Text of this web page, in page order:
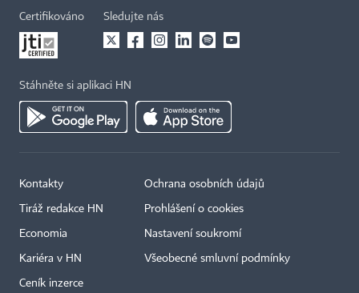
Certifikováno Sledujte nás
Stáhněte si aplikaci HN
Kontakty
Tiráž redakce HN
Economia
Kariéra v HN
Ceník inzerce
Ochrana osobních údajů
Prohlášení o cookies
Nastavení soukromí
Všeobecné smluvní podmínky